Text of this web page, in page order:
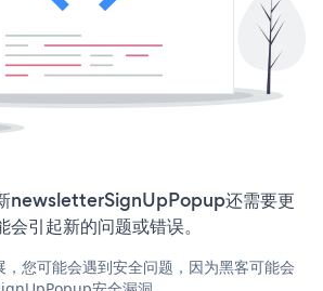
newsletterSignUpPopup还需要更
引起新的问题或错误。
您可能会遇到安全问题，因为黑客可能会